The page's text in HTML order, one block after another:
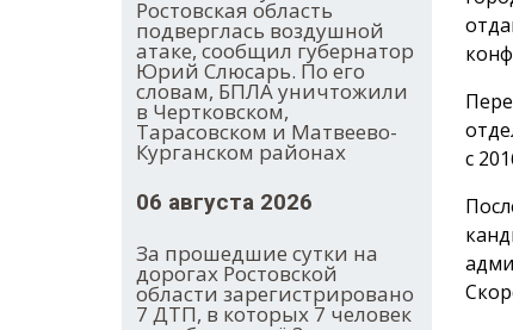
Ростовская область
подверглась воздушной
атаке, сообщил губернатор
Юрий Слюсарь. По его
словам, БПЛА уничтожили
в Чертковском,
Тарасовском и Матвеево-
Курганском районах
06 августа 2026
За прошедшие сутки на
дорогах Ростовской
области зарегистрировано
7 ДТП, в которых 7 человек
с